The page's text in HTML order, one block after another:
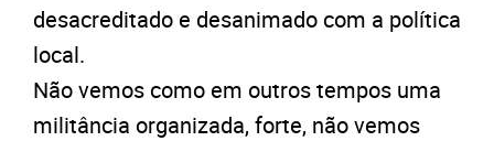
desacreditado e desanimado com a política
local.
Não vemos como em outros tempos uma
militância organizada, forte, não vemos